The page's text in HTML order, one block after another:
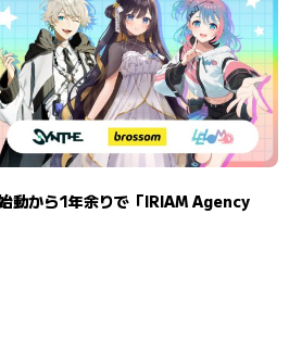
から1年余りで「IRIAM Agency